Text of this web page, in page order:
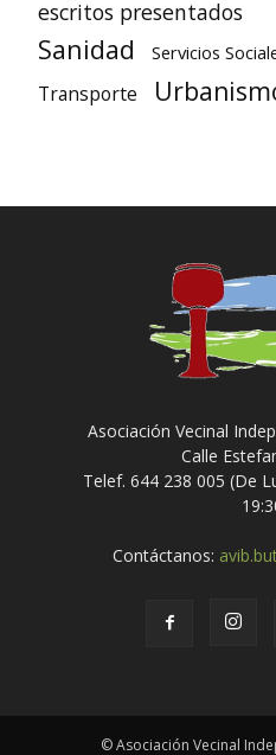
escritos presentados
Sanidad Servicios
Transporte
Asociación Vecinal
Calle
Telef. 644 238 005 (De
Contáctanos:
© Asociación Vecinal